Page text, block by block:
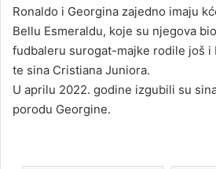
Ronaldo i Georgina zajedno imaju
Bellu Esmeraldu, koje su njegova
fudbaleru surogat-majke rodile još i
te sina Cristiana Juniora.
U aprilu 2022. godine izgubili su
porodu Georgine.